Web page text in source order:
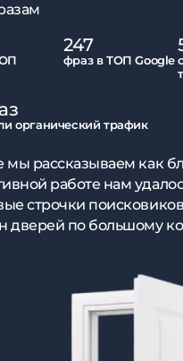
247
фраз в ТОП Google
органический трафик
мы рассказываем как
работе нам
строчки
дверей по большому